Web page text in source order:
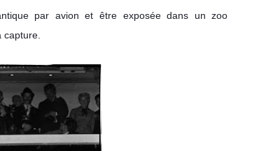
par avion et être exposée dans un zoo
capture.